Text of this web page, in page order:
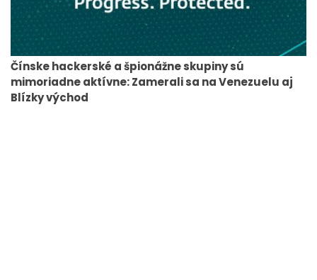
Čínske hackerské a špionážne skupiny sú
mimoriadne aktívne: Zamerali sa na Venezuelu aj
Blízky východ